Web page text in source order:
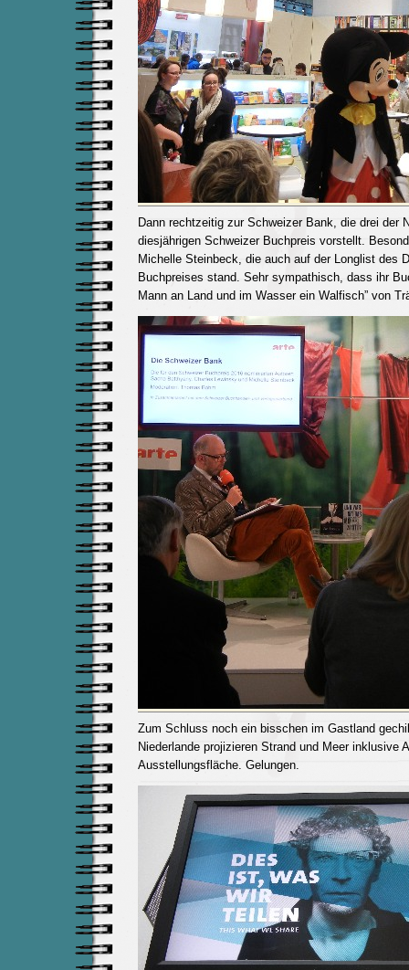
Dann rechtzeitig zur Schweizer Bank, die drei der
diesjährigen Schweizer Buchpreis vorstellt.
Michelle Steinbeck, die auch auf der Longlist des
Buchpreises stand. Sehr sympathisch, dass ihr
Mann an Land und im Wasser ein Walfisch” von
Zum Schluss noch ein bisschen im Gastland
Niederlande projizieren Strand und Meer inklusive
Ausstellungsfläche. Gelungen.